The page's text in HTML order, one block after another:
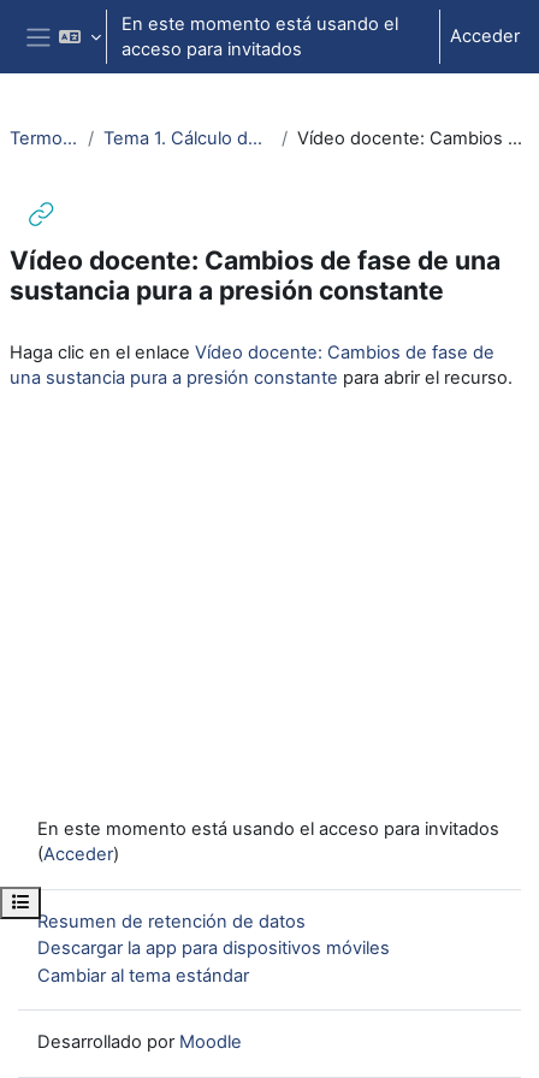
Salta al contenido principal
Panel lateral
En este momento está usando el
acceso para invitados
Acceder
Abrir índice del curso
Termo. e ing. Térmica Tema 1. Cálculo de propiedades de las sustancias puras Vídeo docente: Cambios de fase de una sustancia pura a presión constante
Vídeo docente: Cambios de fase de una
sustancia pura a presión constante
Haga clic en el enlace Vídeo docente: Cambios de fase de
una sustancia pura a presión constante para abrir el recurso.
En este momento está usando el acceso para invitados
(Acceder)
Resumen de retención de datos
Descargar la app para dispositivos móviles
Cambiar al tema estándar
Desarrollado por Moodle